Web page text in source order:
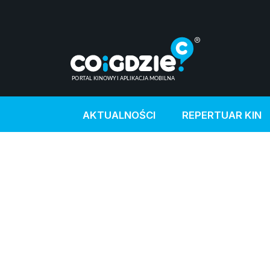
AKTUALNOŚCI REPERTUAR KIN